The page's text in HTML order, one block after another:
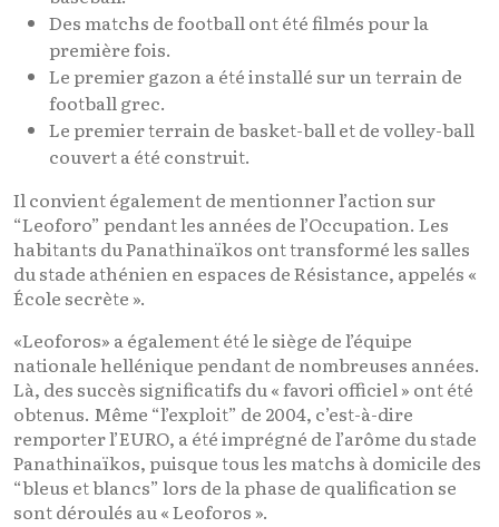
Des matchs de football ont été filmés pour la
première fois.
Le premier gazon a été installé sur un terrain de
football grec.
Le premier terrain de basket-ball et de volley-ball
couvert a été construit.
Il convient également de mentionner l’action sur
“Leoforo” pendant les années de l’Occupation. Les
habitants du Panathinaïkos ont transformé les salles
du stade athénien en espaces de Résistance, appelés «
École secrète ».
«Leoforos» a également été le siège de l’équipe
nationale hellénique pendant de nombreuses années.
Là, des succès significatifs du « favori officiel » ont été
obtenus. Même “l’exploit” de 2004, c’est-à-dire
remporter l’EURO, a été imprégné de l’arôme du stade
Panathinaïkos, puisque tous les matchs à domicile des
“bleus et blancs” lors de la phase de qualification se
sont déroulés au « Leoforos ».